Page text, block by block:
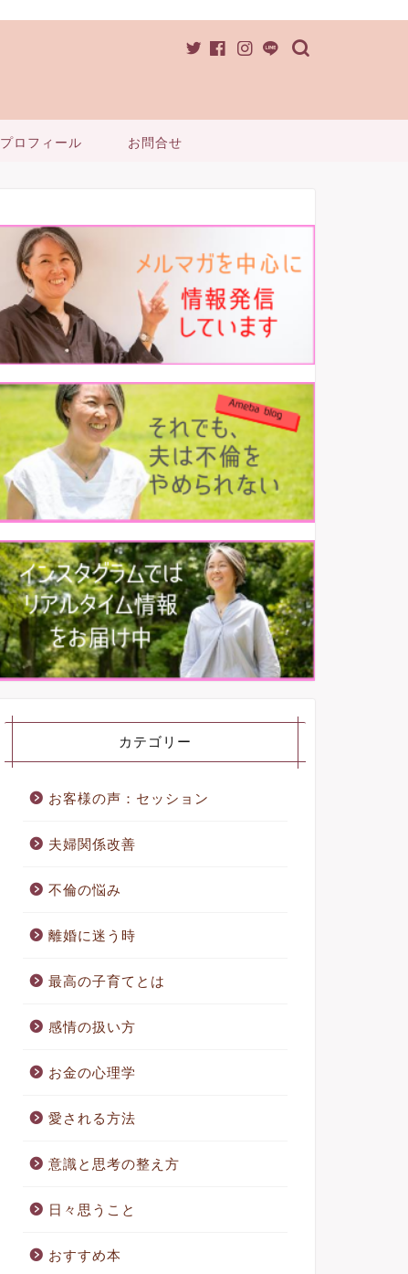
プロフィール お問合せ
カテゴリー
お客様の声：セッション
夫婦関係改善
不倫の悩み
離婚に迷う時
最高の子育てとは
感情の扱い方
お金の心理学
愛される方法
意識と思考の整え方
日々思うこと
おすすめ本